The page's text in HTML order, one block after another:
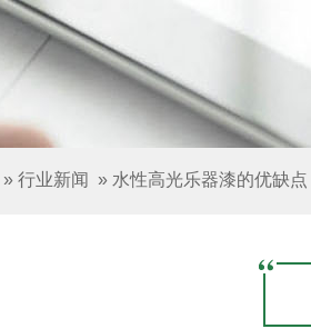
» 行业新闻 » 水性高光乐器漆的优缺点